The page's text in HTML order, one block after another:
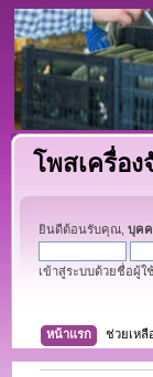
โพสเครื่อ
ยินดีต้อนรับคุณ, บุคค
เข้าสู่ระบบด้วยชื่อผู้ใ
หน้าแรก ช่วยเหลื